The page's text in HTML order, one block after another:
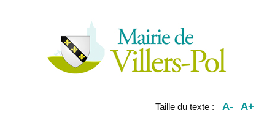
Taille du texte : A- A+